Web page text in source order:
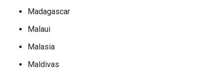
Madagascar
Malaui
Malasia
Maldivas